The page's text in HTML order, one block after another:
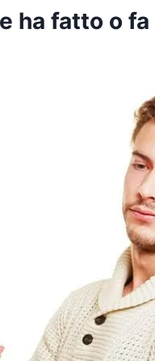
ha fatto o